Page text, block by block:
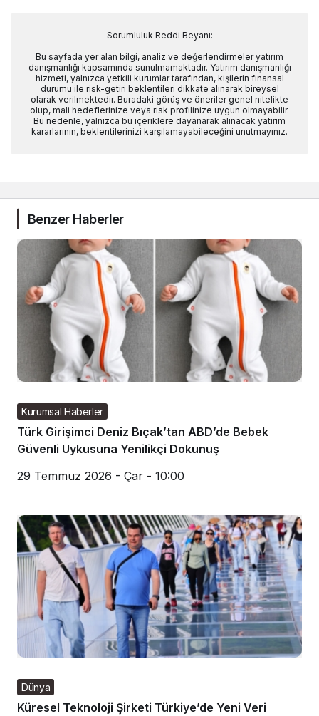
Sorumluluk Reddi Beyanı:
Bu sayfada yer alan bilgi, analiz ve değerlendirmeler yatırım
danışmanlığı kapsamında sunulmamaktadır. Yatırım danışmanlığı
hizmeti, yalnızca yetkili kurumlar tarafından, kişilerin finansal
durumu ile risk-getiri beklentileri dikkate alınarak bireysel
olarak verilmektedir. Buradaki görüş ve öneriler genel nitelikte
olup, mali hedeflerinize veya risk profilinize uygun olmayabilir.
Bu nedenle, yalnızca bu içeriklere dayanarak alınacak yatırım
kararlarının, beklentilerinizi karşılamayabileceğini unutmayınız.
Benzer Haberler
Kurumsal Haberler
Türk Girişimci Deniz Bıçak’tan ABD’de Bebek
Güvenli Uykusuna Yenilikçi Dokunuş
29 Temmuz 2026 - Çar - 10:00
Dünya
Küresel Teknoloji Şirketi Türkiye’de Yeni Veri